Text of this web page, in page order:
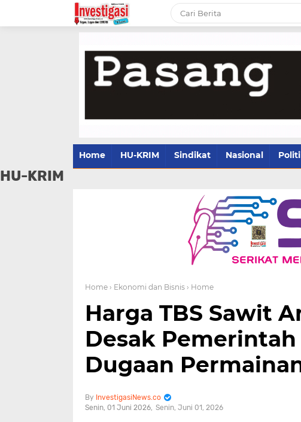
Home HU-KRIM Sindikat Nasional
HU-KRIM
Home › Ekonomi dan Bisnis › Home
Harga TBS Sawit
Desak
Dugaan
InvestigasiNews.co
Senin, 01 Juni 2026 Senin, Juni 01, 2026